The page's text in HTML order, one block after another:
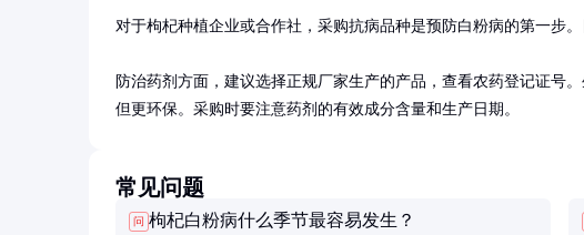
对于枸杞种植企业或合作社，采购抗病品种是预防白粉病的第一步
防治药剂方面，建议选择正规厂家生产的产品，查看农药登记证号
但更环保。采购时要注意药剂的有效成分含量和生产日期。
常见问题
问 枸杞白粉病什么季节最容易发生？